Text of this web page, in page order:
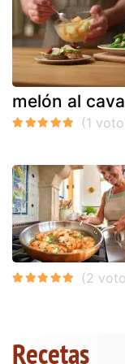
melón al cava
Recetas